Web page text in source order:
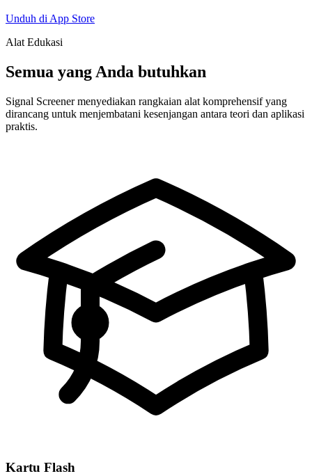
Unduh di App Store
Alat Edukasi
Semua yang Anda butuhkan
Signal Screener menyediakan rangkaian alat komprehensif yang
dirancang untuk menjembatani kesenjangan antara teori dan aplikasi
praktis.
Kartu Flash